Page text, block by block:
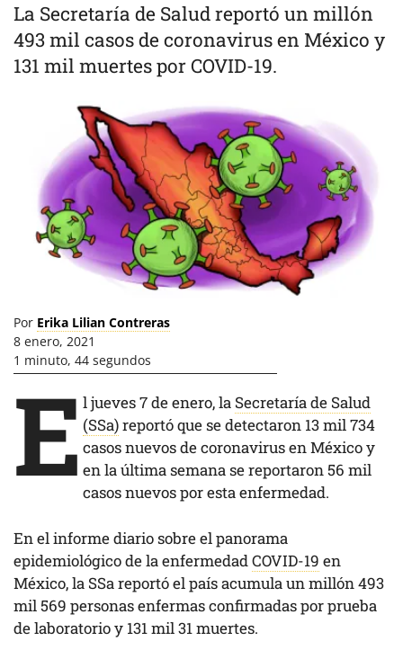
La Secretaría de Salud reportó un millón
493 mil casos de coronavirus en México y
131 mil muertes por COVID-19.
Por Erika Lilian Contreras
8 enero, 2021
1 minuto, 44 segundos
E l jueves 7 de enero, la Secretaría de Salud
(SSa)reportó que se detectaron 13 mil 734
casos nuevos de coronavirus en México y
en la última semana se reportaron 56 mil
casos nuevos por esta enfermedad.
En el informe diario sobre el panorama
epidemiológico de la enfermedad COVID-19 en
México, la SSa reportó el país acumula un millón 493
mil 569 personas enfermas confirmadas por prueba
de laboratorio y 131 mil 31 muertes.